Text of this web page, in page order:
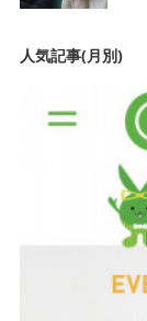
人気記事(月別)